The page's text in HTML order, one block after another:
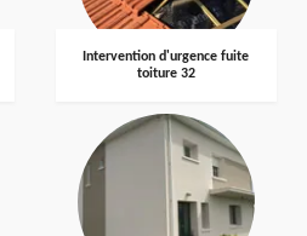
Intervention d'urgence fuite
toiture 32